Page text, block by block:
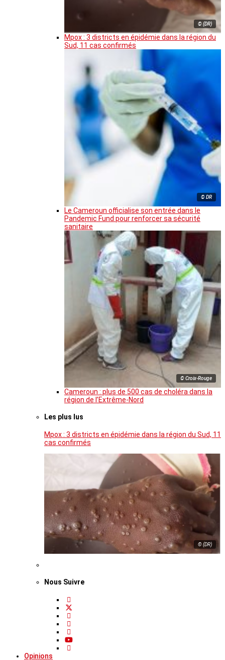
© (DR)
Mpox : 3 districts en épidémie dans la région du
Sud, 11 cas confirmés
© DR
Le Cameroun officialise son entrée dans le
Pandemic Fund pour renforcer sa sécurité
sanitaire
© Croix-Rouge
Cameroun : plus de 500 cas de choléra dans la
région de l’Extrême-Nord
Les plus lus
Mpox : 3 districts en épidémie dans la région du Sud, 11
cas confirmés
© (DR)
Nous Suivre
Opinions